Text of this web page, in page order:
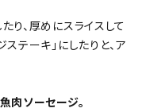
り、厚めにスライスして
テーキ」にしたりと、ア
肉ソーセージ。